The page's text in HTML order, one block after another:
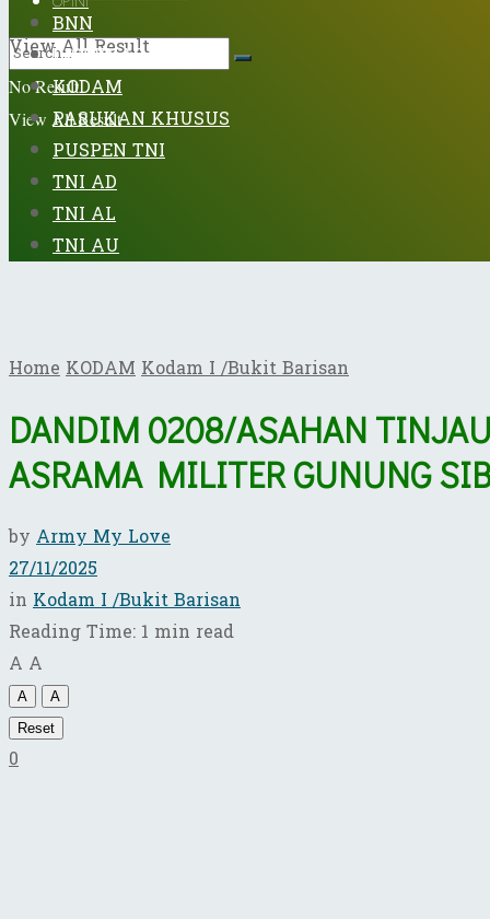
No Result
View All Result
View All Result
BNN
DISPENAD
KODAM
PASUKAN KHUSUS
PUSPEN TNI
TNI AD
TNI AL
TNI AU
HomeKODAMKodam I /Bukit Barisan
DANDIM 0208/ASAHAN
ASRAMA MILITER GUNUNG
by Army My Love
27/11/2025
in Kodam I /Bukit Barisan
Reading Time: 1 min read
A A
A
A
Reset
0